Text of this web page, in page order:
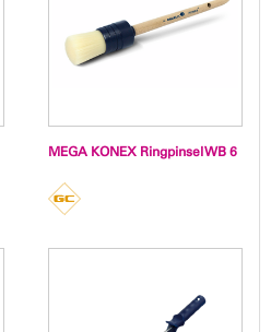
MEGA KONEX Ringpinsel WB 6